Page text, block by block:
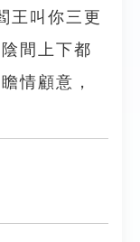
王叫你三更
間上下都
情顧意，